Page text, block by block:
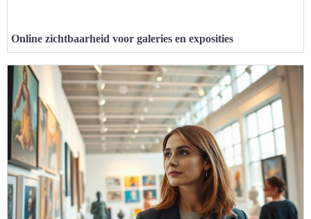
Online zichtbaarheid voor galeries en exposities